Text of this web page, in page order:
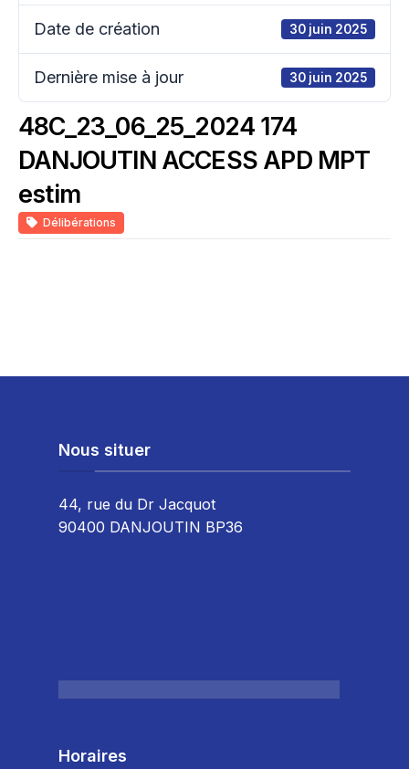
Date de création 30 juin 2025
Dernière mise à jour 30 juin 2025
48C_23_06_25_2024 174
DANJOUTIN ACCESS APD MPT
estim
Délibérations
Nous situer
44, rue du Dr Jacquot
90400 DANJOUTIN BP36
Horaires